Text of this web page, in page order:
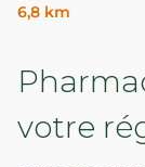
6,8 km
votre